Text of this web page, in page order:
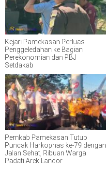
Kejari Pamekasan Perluas
Penggeledahan ke Bagian
Perekonomian dan PBJ
Setdakab
Pemkab Pamekasan Tutup
Puncak Harkopnas ke-79 dengan
Jalan Sehat, Ribuan Warga
Padati Arek Lancor